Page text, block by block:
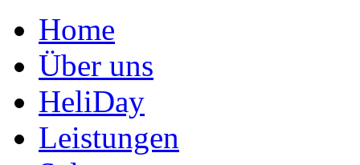
Home
Über uns
HeliDay
Leistungen